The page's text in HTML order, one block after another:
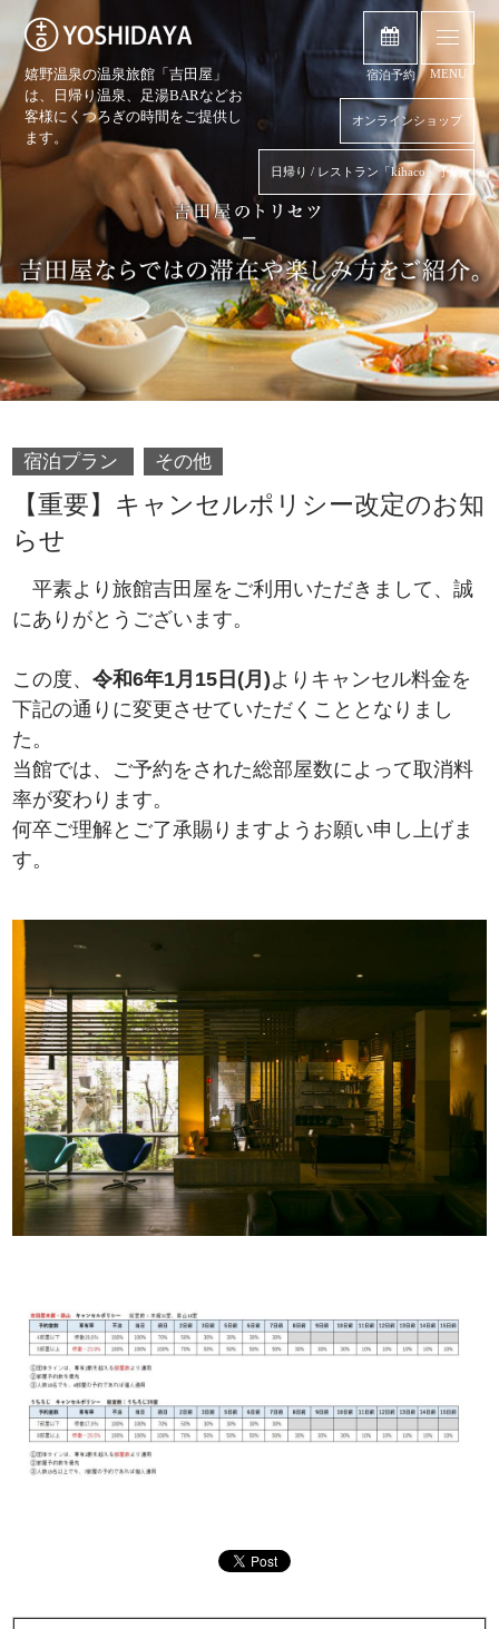
嬉野温泉の温泉旅館「吉田屋」
は、日帰り温泉、 足湯BARなどお
客様にくつろぎの時間をご提供し
ます。
オンラインショップ
日帰り / レストラン「kihaco」予約
宿泊予約 MENU
宿泊プラン その他
【重要】キャンセルポリシー改定のお知
らせ
平素より旅館吉田屋をご利用いただきまして、誠
にありがとうございます。
この度、令和6年1月15日(月)よりキャンセル料金を
下記の通りに変更させていただくこととなりまし
た。
当館では、ご予約をされた総部屋数によって取消料
率が変わります。
何卒ご理解とご了承賜りますようお願い申し上げま
す。